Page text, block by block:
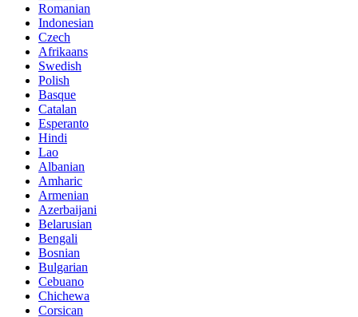
Romanian
Indonesian
Czech
Afrikaans
Swedish
Polish
Basque
Catalan
Esperanto
Hindi
Lao
Albanian
Amharic
Armenian
Azerbaijani
Belarusian
Bengali
Bosnian
Bulgarian
Cebuano
Chichewa
Corsican